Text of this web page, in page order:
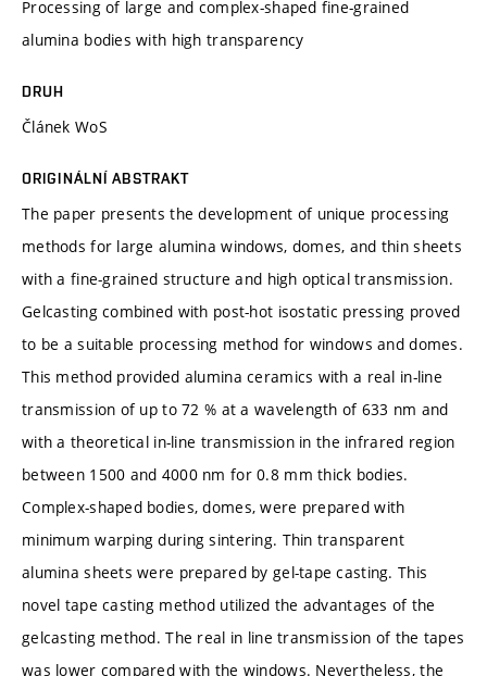
Processing of large and complex-shaped fine-grained
alumina bodies with high transparency
DRUH
Článek WoS
ORIGINÁLNÍ ABSTRAKT
The paper presents the development of unique processing
methods for large alumina windows, domes, and thin sheets
with a fine-grained structure and high optical transmission.
Gelcasting combined with post-hot isostatic pressing proved
to be a suitable processing method for windows and domes.
This method provided alumina ceramics with a real in-line
transmission of up to 72 % at a wavelength of 633 nm and
with a theoretical in-line transmission in the infrared region
between 1500 and 4000 nm for 0.8 mm thick bodies.
Complex-shaped bodies, domes, were prepared with
minimum warping during sintering. Thin transparent
alumina sheets were prepared by gel-tape casting. This
novel tape casting method utilized the advantages of the
gelcasting method. The real in line transmission of the tapes
was lower compared with the windows. Nevertheless, the